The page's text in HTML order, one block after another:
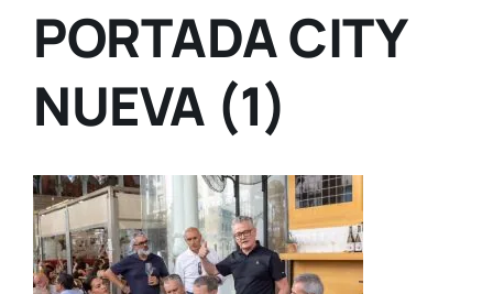
PORTADA CITY
NUEVA (1)